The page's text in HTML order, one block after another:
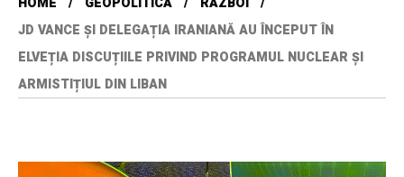
JD VANCE ȘI DELEGAȚIA IRANIANĂ AU ÎNCEPUT ÎN
ELVEȚIA DISCUȚIILE PRIVIND PROGRAMUL NUCLEAR ȘI
ARMISTIȚIUL DIN LIBAN